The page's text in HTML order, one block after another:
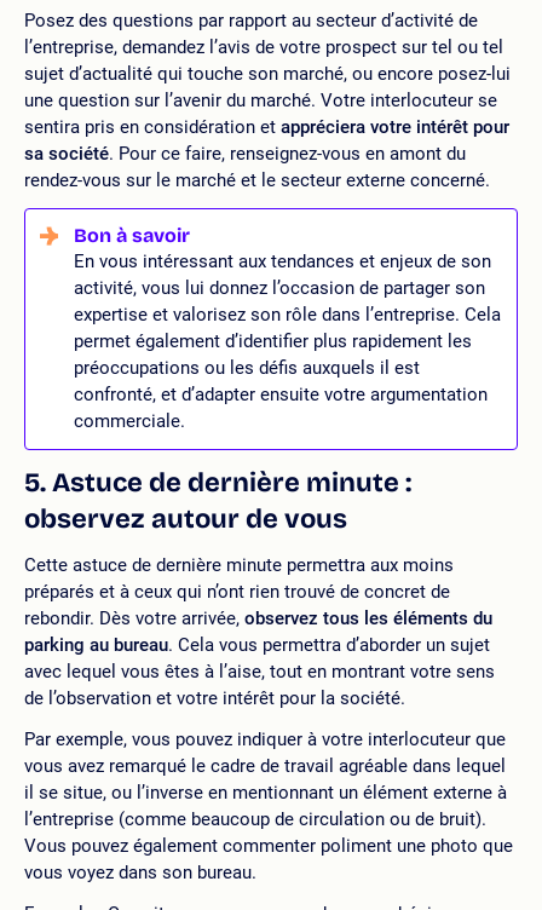
Posez des questions par rapport au secteur d’activité de
l’entreprise, demandez l’avis de votre prospect sur tel ou tel
sujet d’actualité qui touche son marché, ou encore posez-lui
une question sur l’avenir du marché. Votre interlocuteur se
sentira pris en considération et appréciera votre intérêt pour
sa société. Pour ce faire, renseignez-vous en amont du
rendez-vous sur le marché et le secteur externe concerné.
En vous intéressant aux tendances et enjeux de son
activité, vous lui donnez l’occasion de partager son
expertise et valorisez son rôle dans l’entreprise. Cela
permet également d’identifier plus rapidement les
préoccupations ou les défis auxquels il est
confronté, et d’adapter ensuite votre argumentation
commerciale.
5. Astuce de dernière minute :
observez autour de vous
Cette astuce de dernière minute permettra aux moins
préparés et à ceux qui n’ont rien trouvé de concret de
rebondir. Dès votre arrivée, observez tous les éléments du
parking au bureau. Cela vous permettra d’aborder un sujet
avec lequel vous êtes à l’aise, tout en montrant votre sens
de l’observation et votre intérêt pour la société.
Par exemple, vous pouvez indiquer à votre interlocuteur que
vous avez remarqué le cadre de travail agréable dans lequel
il se situe, ou l’inverse en mentionnant un élément externe à
l’entreprise (comme beaucoup de circulation ou de bruit).
Vous pouvez également commenter poliment une photo que
vous voyez dans son bureau.